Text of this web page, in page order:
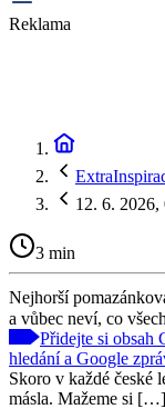
Reklama
12. 6. 2026,
3 min
Nejhorší
a vůbec neví, co
Přidejte si obsah
hledání a Google
Skoro v každé české
másla. Mažeme si […]